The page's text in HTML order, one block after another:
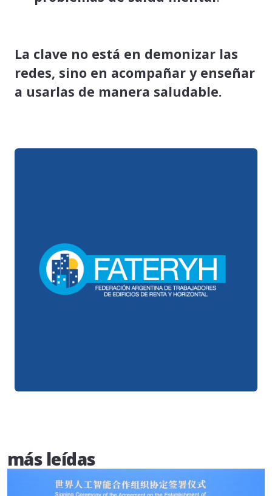
La clave no está en demonizar las
redes, sino en acompañar y enseñar
a usarlas de manera saludable.
más leídas